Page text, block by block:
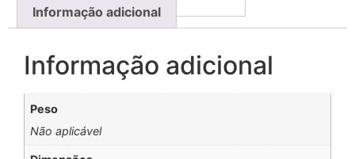
Informação adicional
Informação adicional
Peso
Não aplicável